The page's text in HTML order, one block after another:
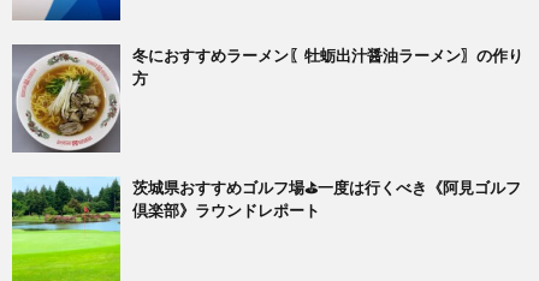
冬におすすめラーメン〖牡蛎出汁醤油ラーメン〗の作り
方
茨城県おすすめゴルフ場⛳一度は行くべき《阿見ゴルフ
倶楽部》ラウンドレポート